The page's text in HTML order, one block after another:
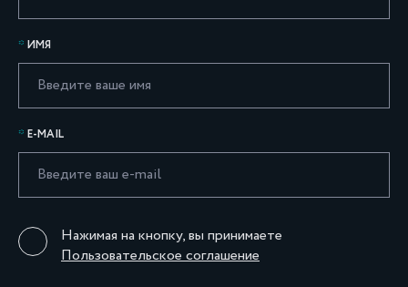
ИМЯ
E-MAIL
Нажимая на кнопку, вы принимаете
Пользовательское соглашение